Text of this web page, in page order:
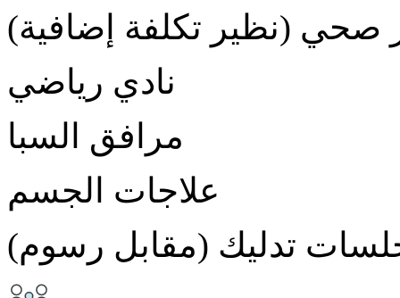
صحي (نظير تكلفة إضافية)
نادي رياضي
مرافق السبا
علاجات الجسم
تدليك (مقابل رسوم)